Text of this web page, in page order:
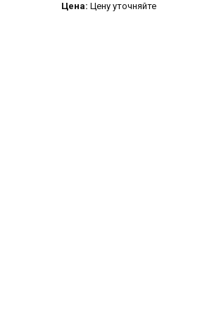
Цена: Цену уточняйте